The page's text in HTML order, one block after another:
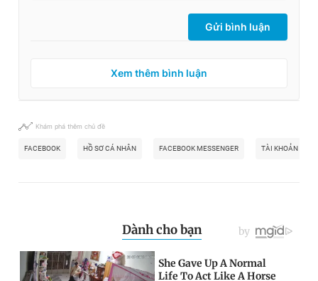
Gửi bình luận
Xem thêm bình luận
Khám phá thêm chủ đề
FACEBOOK HỒ SƠ CÁ NHÂN FACEBOOK MESSENGER TÀI KHOẢN